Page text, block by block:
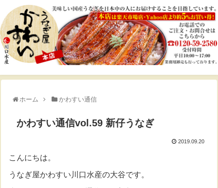
ホーム かわすい通信
かわすい通信vol.59 新仔うなぎ
2019.09.20
こんにちは。
うなぎ屋かわすい川口水産の大谷です。